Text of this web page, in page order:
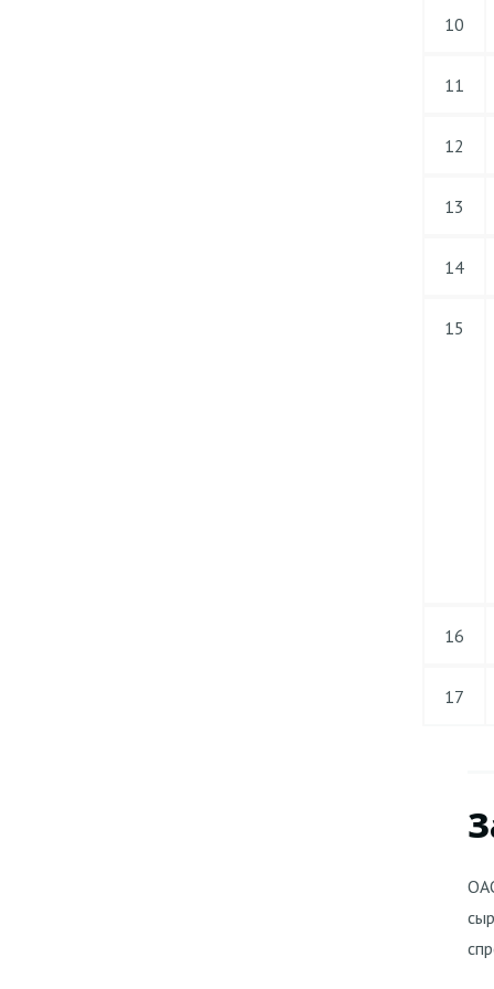
10
11
12
13
14
15
16
17